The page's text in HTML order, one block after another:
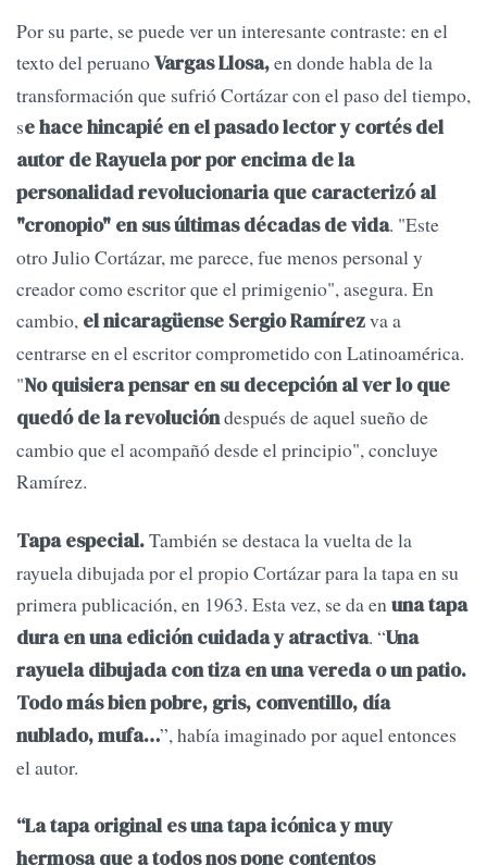
Por su parte, se puede ver un interesante contraste: en el
texto del peruanoVargas Llosa,en donde habla de la
transformación que sufrió Cortázar con el paso del tiempo,
se hace hincapié en el pasado lector y cortés del
autor de Rayuela por por encima de la
personalidad revolucionaria que caracterizó al
"cronopio" en sus últimas décadas de vida. "Este
otro Julio Cortázar, me parece, fue menos personal y
creador como escritor que el primigenio", asegura. En
cambio, el nicaragüense Sergio Ramírezva a
centrarse en el escritor comprometido con Latinoamérica.
"No quisiera pensar en su decepción al ver lo que
quedó de la revolucióndespués de aquel sueño de
cambio que el acompañó desde el principio", concluye
Ramírez.
Tapa especial.También se destaca la vuelta de la
rayuela dibujada por el propio Cortázar para la tapa en su
primera publicación, en 1963. Esta vez, se da enuna tapa
dura en una edición cuidada y atractiva. “Una
rayuela dibujada con tiza en una vereda o un patio.
Todo más bien pobre, gris, conventillo, día
nublado, mufa…”, había imaginado por aquel entonces
el autor.
“La tapa original es una tapa icónica y muy
hermosa que a todos nos pone contentos